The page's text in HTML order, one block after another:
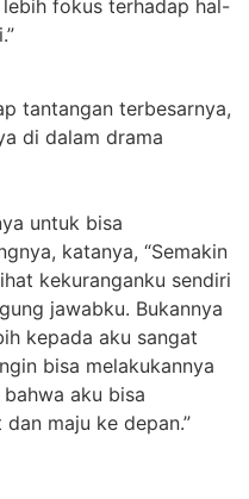
fokus terhadap hal-
tantangan terbesarnya,
di dalam drama
untuk bisa
katanya, “Semakin
kekuranganku sendiri
jawabku. Bukannya
kepada aku sangat
bisa melakukannya
aku bisa
maju ke depan.”